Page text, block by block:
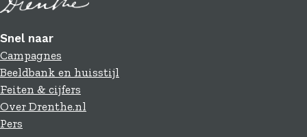
Snel naar
Campagnes
Beeldbank en huisstijl
Feiten & cijfers
Over Drenthe.nl
Pers